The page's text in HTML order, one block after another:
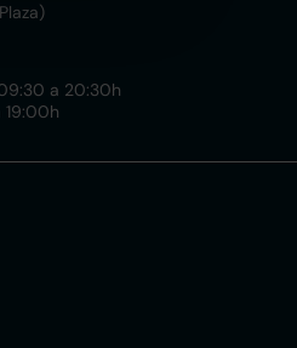
a 20:30h
19:00h